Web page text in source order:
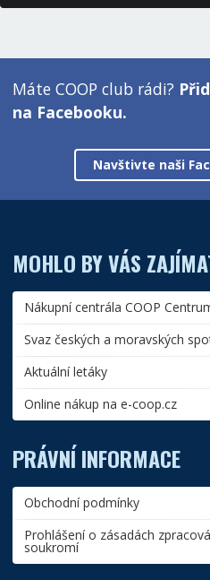
Máte COOP club rádi?
na Facebooku.
Navštivte naši
MOHLO BY VÁS
Nákupní centrála COOP
Svaz českých a moravských
Aktuální letáky
Online nákup na e-coop.cz
PRÁVNÍ INFORMACE
Obchodní podmínky
Prohlášení o zásadách
soukromí